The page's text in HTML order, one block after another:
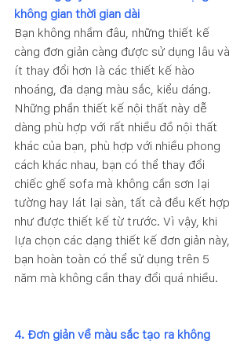
không gian thời gian dài
Bạn không nhầm đâu, những thiết kế
càng đơn giản càng được sử dụng lâu và
ít thay đổi hơn là các thiết kế hào
nhoáng, đa dạng màu sắc, kiểu dáng.
Những phần thiết kế nội thất này dễ
dàng phù hợp với rất nhiều đồ nội thất
khác của bạn, phù hợp với nhiều phong
cách khác nhau, bạn có thể thay đổi
chiếc ghế sofa mà không cần sơn lại
tường hay lát lại sàn, tất cả đều kết hợp
như được thiết kế từ trước. Vì vậy, khi
lựa chọn các dạng thiết kế đơn giản này,
bạn hoàn toàn có thể sử dụng trên 5
năm mà không cần thay đổi quá nhiều.
4. Đơn giản về màu sắc tạo ra không